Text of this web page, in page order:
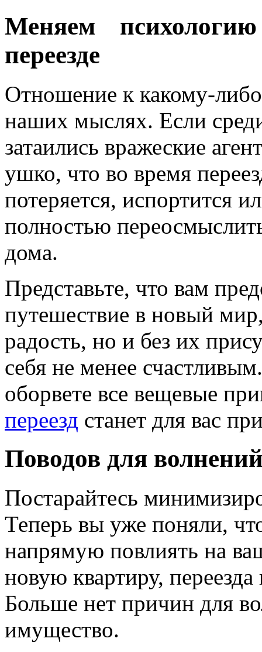
Меняем
переезде
Отношение к какому-
наших мыслях. Если
затаились вражеские
ушко, что во время
потеряется, испортится
полностью
дома.
Представьте, что вам
путешествие в новый
радость, но и без их
себя не менее
оборвете все вещевые
переезд станет для вас
Поводов для
Постарайтесь
Теперь вы уже поняли,
напрямую повлиять на
новую квартиру,
Больше нет причин для
имущество.